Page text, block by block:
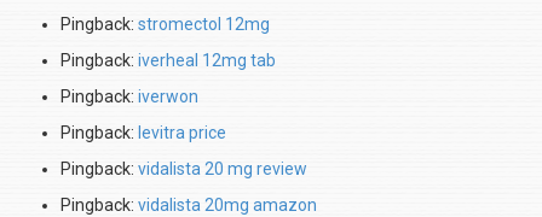
Pingback: stromectol 12mg
Pingback: iverheal 12mg tab
Pingback: iverwon
Pingback: levitra price
Pingback: vidalista 20 mg review
Pingback: vidalista 20mg amazon